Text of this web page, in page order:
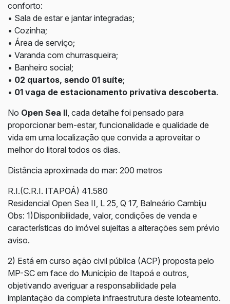
conforto:
• Sala de estar e jantar integradas;
• Cozinha;
• Área de serviço;
• Varanda com churrasqueira;
• Banheiro social;
• 02 quartos, sendo 01 suíte;
• 01 vaga de estacionamento privativa descoberta.
No Open Sea II, cada detalhe foi pensado para
proporcionar bem-estar, funcionalidade e qualidade de
vida em uma localização que convida a aproveitar o
melhor do litoral todos os dias.
Distância aproximada do mar: 200 metros
R.I.(C.R.I. ITAPOÁ) 41.580
Residencial Open Sea II, L 25, Q 17, Balneário Cambiju
Obs: 1)Disponibilidade, valor, condições de venda e
características do imóvel sujeitas a alterações sem prévio
aviso.
2) Está em curso ação civil pública (ACP) proposta pelo
MP-SC em face do Município de Itapoá e outros,
objetivando averiguar a responsabilidade pela
implantação da completa infraestrutura deste loteamento.